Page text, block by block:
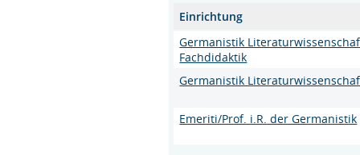
Einrichtung
Germanistik
Fachdidaktik
Germanistik
Emeriti/Prof. i.R. der Germanistik